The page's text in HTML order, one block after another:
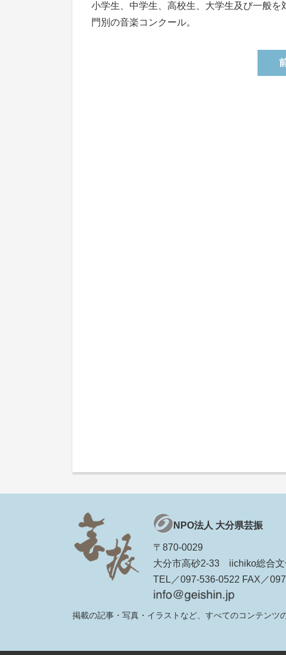
小学生、中学生、高校生、大学生及び一般
門別の音楽コンクール。
NPO法人 大分県芸振
〒870-0029
大分市高砂2-33 iichiko総合文
TEL／097-536-0522 FAX／
掲載の記事・写真・イラストなど、すべてのコンテンツ